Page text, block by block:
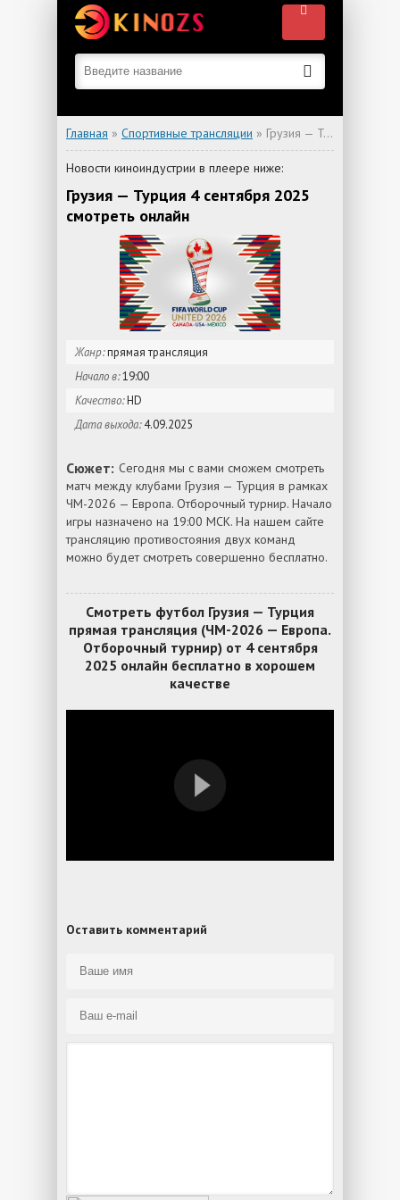
Главная » Спортивные трансляции » Грузия — Турция
Новости киноиндустрии в плеере ниже:
Грузия — Турция 4 сентября 2025
смотреть онлайн
Жанр:прямая трансляция
Начало в:19:00
Качество:HD
Дата выхода:4.09.2025
Сюжет: Сегодня мы с вами сможем смотреть
матч между клубами Грузия — Турция в рамках
ЧМ-2026 — Европа. Отборочный турнир. Начало
игры назначено на 19:00 МСК. На нашем сайте
трансляцию противостояния двух команд
можно будет смотреть совершенно бесплатно.
Смотреть футбол Грузия — Турция
прямая трансляция (ЧМ-2026 — Европа.
Отборочный турнир) от 4 сентября
2025 онлайн бесплатно в хорошем
качестве
Оставить комментарий